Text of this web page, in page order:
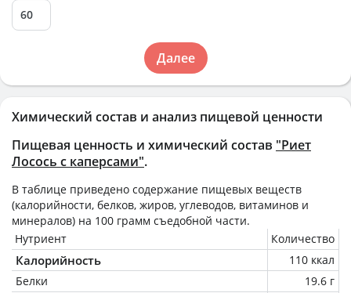
Химический состав и анализ пищевой ценности
Пищевая ценность и химический состав "Риет
Лосось с каперсами".
В таблице приведено содержание пищевых веществ
(калорийности, белков, жиров, углеводов, витаминов и
минералов) на 100 грамм съедобной части.
Нутриент
Количество
Калорийность
110 ккал
Белки
19.6 г
Далее